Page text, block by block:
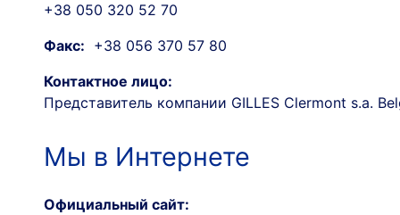
+38 050 320 52 70
Факс: +38 056 370 57 80
Контактное лицо:
Представитель компании GILLES Clermont s.a.
Мы в Интернете
Официальный сайт: